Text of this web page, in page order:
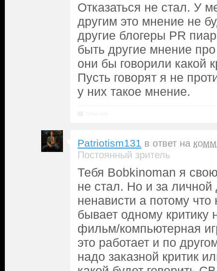
Отказаться не стал. У
другим это мнение не
другие блогеры PR
быть другие мнение
они бы говорили какой
Пусть говорят я не
у них такое мнение.
Patriotism131 в ответ на
Постоянный зритель
Тебя Bobkinoman я
не стал. Но и за
ненависти а потому что
бывает одному критику
фильм/компьютерная
это работает и по
надо заказной критик